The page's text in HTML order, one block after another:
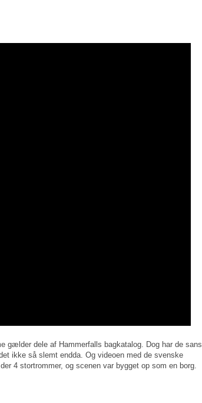
dele af Hammerfalls bagkatalog. Dog har de sans
ikke så slemt endda. Og videoen med de svenske
4 stortrommer, og scenen var bygget op som en borg.